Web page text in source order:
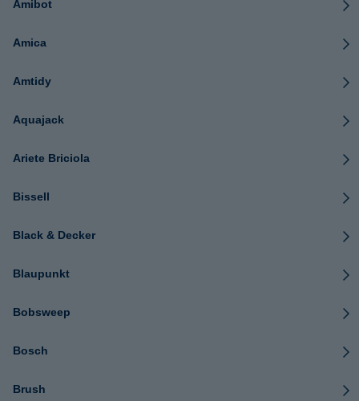
Amibot
Amica
Amtidy
Aquajack
Ariete Briciola
Bissell
Black & Decker
Blaupunkt
Bobsweep
Bosch
Brush